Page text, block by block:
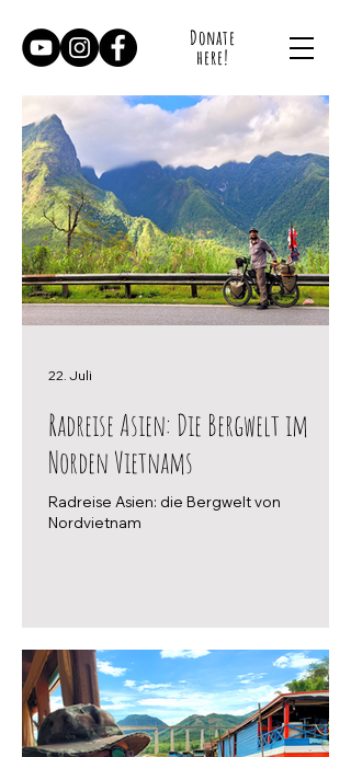
Donate
here!
Radreise Asien: Die Bergwelt im
Norden Vietnams
Radreise Asien: die Bergwelt von
Nordvietnam
22. Juli